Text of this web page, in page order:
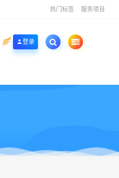
热门标签 服务项目
登录